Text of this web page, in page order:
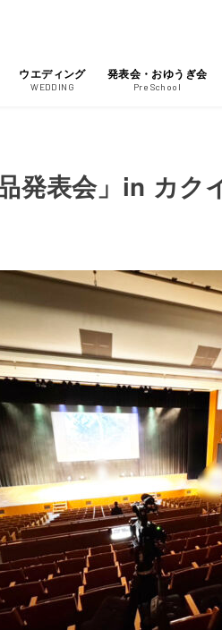
ウエディング
WEDDING
発表会・おゆうぎ会
Pre School
品発表会」in カ